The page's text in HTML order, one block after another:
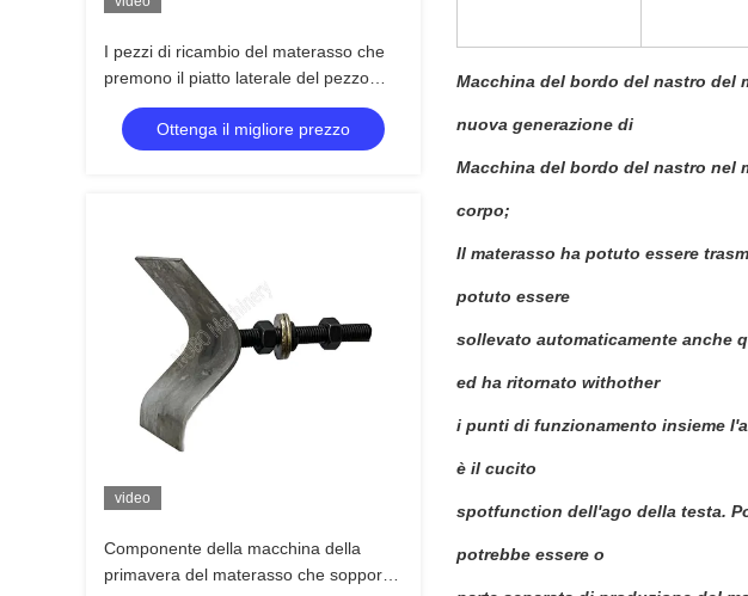
I pezzi di ricambio del materasso che
premono il piatto laterale del pezzo
hanno tagliato il braccio
dell'oscillazione
Ottenga il migliore prezzo
video
Componente della macchina della
primavera del materasso che sopporta
Macchina del bordo del nastro del
nuova generazione di
Macchina del bordo del nastro nel
corpo;
Il materasso ha potuto essere
potuto essere
sollevato automaticamente anche
ed ha ritornato withother
i punti di funzionamento insieme
è il cucito
spotfunction dell'ago della testa.
potrebbe essere o